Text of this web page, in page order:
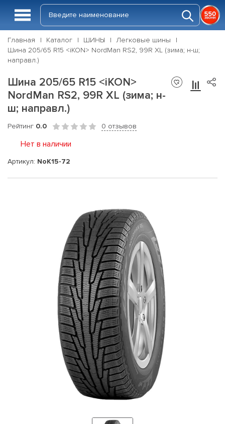
Главная Каталог ШИНЫ
Легковые шины
Шина 205/65 R15 <iKON> NordMan RS2, 99R XL (зима; н-ш;
направл.)
Шина 205/65 R15 <iKON>
NordMan RS2, 99R XL (зима; н-
ш; направл.)
Рейтинг 0.0 0 отзывов
Нет в наличии
Артикул: NoK15-72